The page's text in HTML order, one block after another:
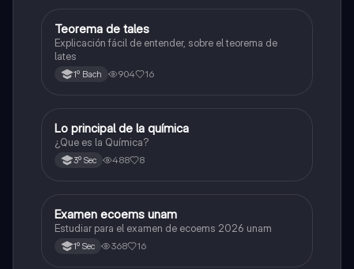
Matemáticas
Teorema de tales
Explicación fácil de entender, sobre el teorema de
lates
1º Bach 904 16
Química
Lo principal de la química
¿Que es la Química?
3º Sec 488 8
Español
Examen ecoems unam
Estudiar para el examen de ecoems 2026 unam
1º Sec 368 16